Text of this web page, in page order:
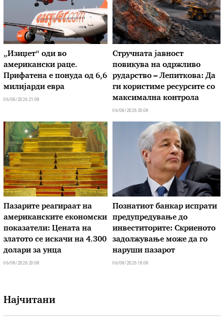
„Изиџет“ оди во
американски раце.
Прифатена е понуда од 6,6
милијарди евра
06/08/2026 21:08
Стручната јавност
повикува на одржливо
рударство – Лепиткова: Да
ги користиме ресурсите со
максимална контрола
06/08/2026 20:08
Пазарите реагираат на
американските економски
показатели: Цената на
златото се искачи на 4.300
долари за унца
06/08/2026 20:08
Познатиот банкар испрати
предупредување до
инвеститорите: Скриеното
задолжување може да го
наруши пазарот
06/08/2026 18:08
Најчитани